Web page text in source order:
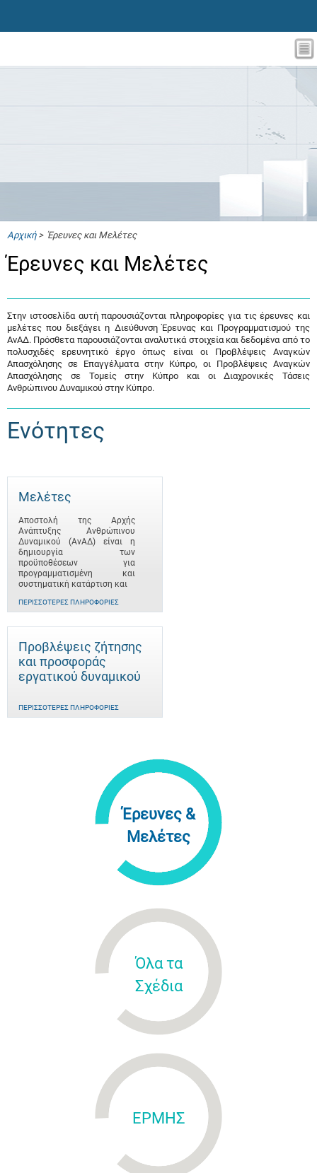
Αρχική> Έρευνες και Μελέτες
Έρευνες και Μελέτες
Στην ιστοσελίδα αυτή παρουσιάζονται πληροφορίες για τις έρευνες και
μελέτες που διεξάγει η Διεύθυνση Έρευνας και Προγραμματισμού της
ΑνΑΔ. Πρόσθετα παρουσιάζονται αναλυτικά στοιχεία και δεδομένα από το
πολυσχιδές ερευνητικό έργο όπως είναι οι Προβλέψεις Αναγκών
Απασχόλησης σε Επαγγέλματα στην Κύπρο, οι Προβλέψεις Αναγκών
Απασχόλησης σε Τομείς στην Κύπρο και οι Διαχρονικές Τάσεις
Ανθρώπινου Δυναμικού στην Κύπρο.
Ενότητες
Μελέτες
Αποστολή της Αρχής
Ανάπτυξης Ανθρώπινου
Δυναμικού (ΑνΑΔ) είναι η
δημιουργία των
προϋποθέσεων για
προγραμματισμένη και
συστηματική κατάρτιση και
ΠΕΡΙΣΣΌΤΕΡΕΣ ΠΛΗΡΟΦΟΡΊΕΣ
Προβλέψεις ζήτησης
και προσφοράς
εργατικού δυναμικού
ΠΕΡΙΣΣΌΤΕΡΕΣ ΠΛΗΡΟΦΟΡΊΕΣ
Έρευνες &
Μελέτες
Όλα τα
Σχέδια
ΕΡΜΗΣ